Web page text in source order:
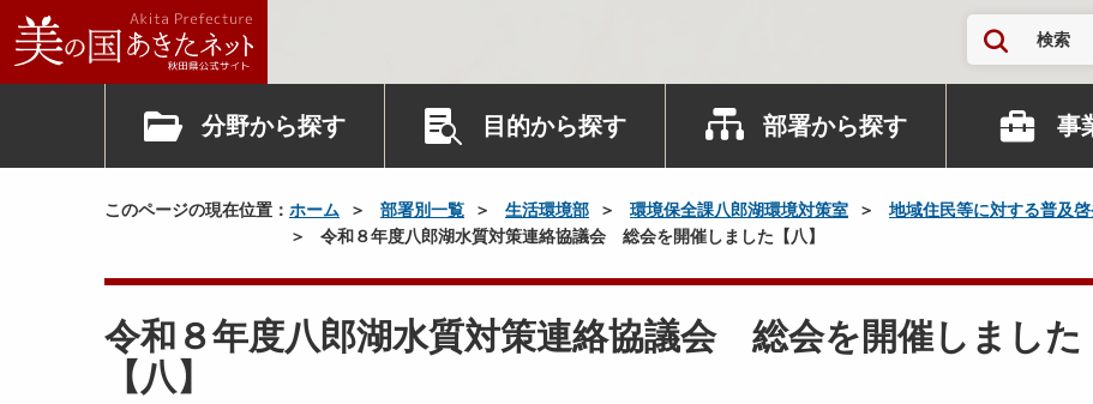
検索
分野から探す 目的から探す 部署から探す 事
このページの現在位置： ホーム 部署別一覧 生活環境部 環境保全課八郎湖環境対策室
地域住民等に対する普及
令和８年度八郎湖水質対策連絡協議会 総会を開催しました【八】
令和８年度八郎湖水質対策連絡協議会 総会を開催しました
【八】